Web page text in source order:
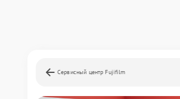
Сервисный центр Fujifilm